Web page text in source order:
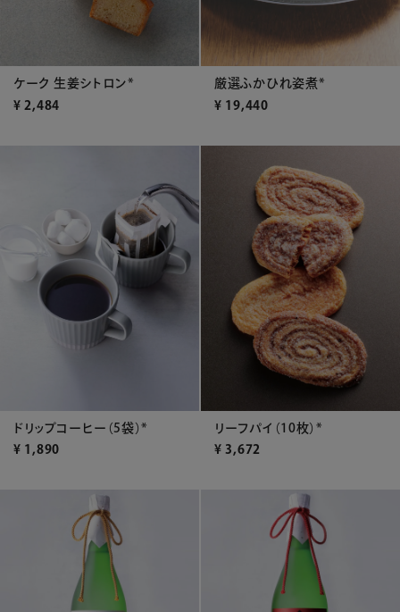
ケーク 生姜シトロン*
¥ 2,484
厳選ふかひれ姿煮*
¥ 19,440
ドリップコーヒー（5袋）*
¥ 1,890
リーフパイ（10枚）*
¥ 3,672